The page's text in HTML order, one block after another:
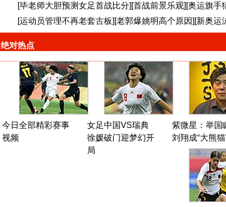
[毕老师大胆预测女足首战比分][首战前景乐观][奥运旗手
[运动员管理不再老套古板][老郭爆姚明高个原因][新奥运
绝对热点
今日全部精彩赛事
视频
女足中国VS瑞典
徐媛破门迎梦幻开
局
紫微星：举国
刘翔成“大熊猫